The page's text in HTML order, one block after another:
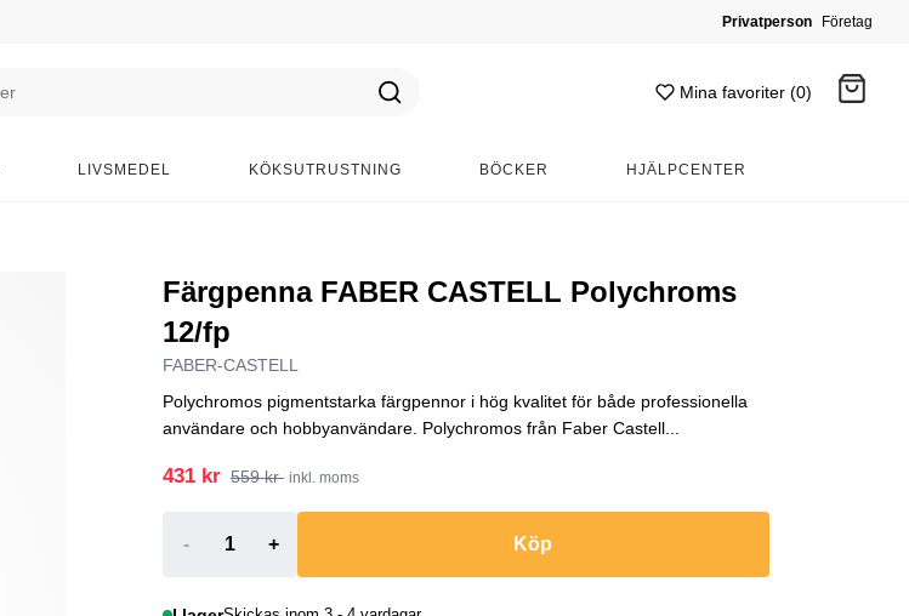
Privatperson Företag
Mina favoriter (0)
LIVSMEDEL KÖKSUTRUSTNING BÖCKER HJÄLPCENTER
Färgpenna FABER CASTELL Polychroms
12/fp
FABER-CASTELL
Polychromos pigmentstarka färgpennor i hög kvalitet för både professionella
användare och hobbyanvändare. Polychromos från Faber Castell...
431 kr 559 kr inkl. moms
- + Köp